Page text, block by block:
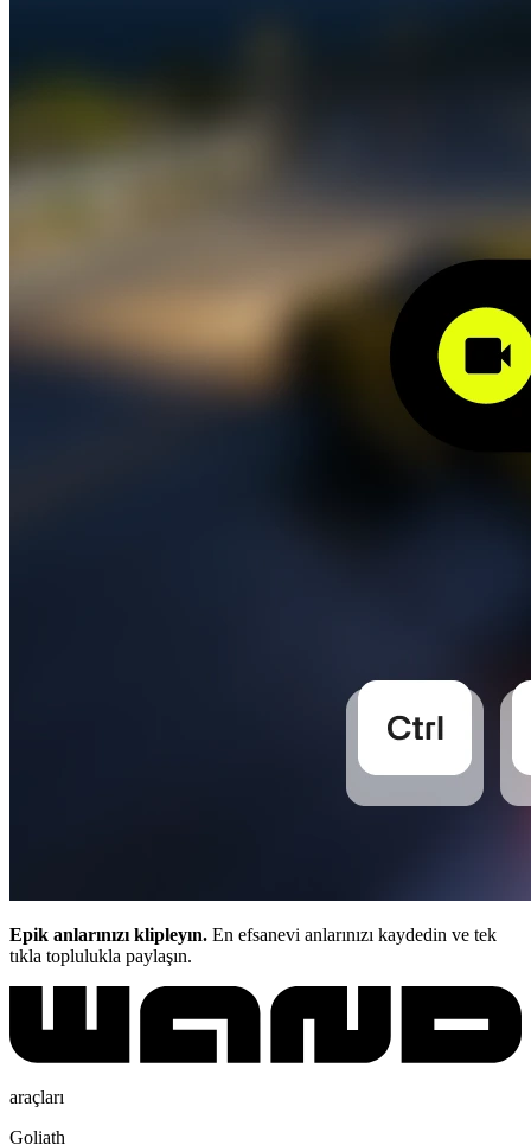
Epik anlarınızı klipleyın. En efsanevi anlarınızı kaydedin ve tek
tıkla toplulukla paylaşın.
araçları
Goliath